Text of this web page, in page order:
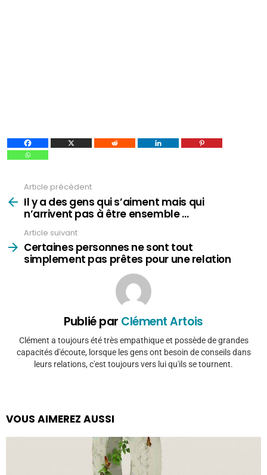
plus
Article précédent
Il y a des gens qui s’aiment mais qui
n’arrivent pas à être ensemble …
Article suivant
Certaines personnes ne sont tout
simplement pas prêtes pour une relation
Publié par Clément Artois
Clément a toujours été très empathique et possède de grandes
capacités d'écoute, lorsque les gens ont besoin de conseils dans
leurs relations, c'est toujours vers lui qu'ils se tournent.
VOUS AIMEREZ AUSSI